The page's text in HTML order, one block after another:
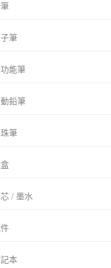
筆
能筆
鉛筆
筆
/ 墨水
本